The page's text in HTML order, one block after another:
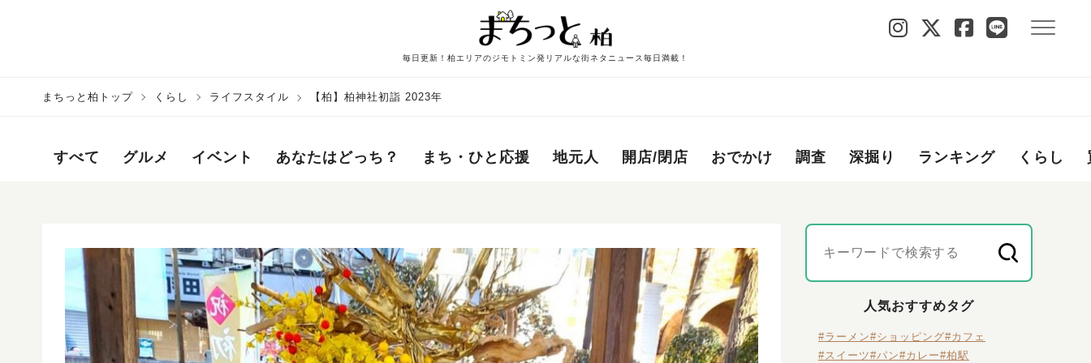
毎日更新！柏エリアのジモトミン発リアルな街ネタニュース毎日満載！
まちっと柏トップ くらし ライフスタイル 【柏】柏神社初詣 2023年
すべて グルメ イベント あなたはどっち？ まち・ひと応援 地元人 開店/閉店 おでかけ 調査 深掘り ランキング くらし
人気おすすめタグ
#ラーメン#ショッピング#カフェ
#スイーツ#パン#カレー#柏駅